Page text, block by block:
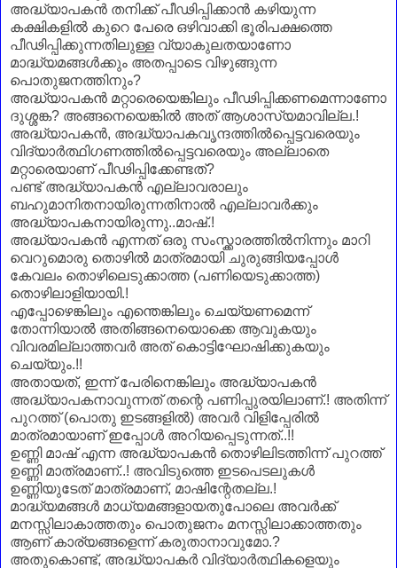
അദ്ധ്യാപകൻ തനിക്ക് പീഢിപ്പിക്കാൻ കഴിയുന്ന
കക്ഷികളിൽ കുറെ പേരെ ഒഴിവാക്കി ഭൂരിപക്ഷത്തെ
പീഢിപ്പിക്കുന്നതിലുള്ള വ്യാകുലതയാണോ
മാദ്ധ്യമങ്ങൾക്കും അതപ്പാടെ വിഴുങ്ങുന്ന
പൊതുജനത്തിനും?
അദ്ധ്യാപകൻ മറ്റാരെയെങ്കിലും പീഢിപ്പിക്കണമെന്നാണോ
ദുശ്ശങ്ക? അങ്ങനെയെങ്കിൽ അത് ആശാസ്യമാവില്ല.!
അദ്ധ്യാപകൻ, അദ്ധ്യാപകവൃന്ദത്തിൽപ്പെട്ടവരെയും
വിദ്യാർത്ഥിഗണത്തിൽപ്പെട്ടവരെയും അല്ലാതെ
മറ്റാരെയാണ്‌ പീഢിപ്പിക്കേണ്ടത്?
പണ്ട് അദ്ധ്യാപകൻ എല്ലാവരാലും
ബഹുമാനിതനായിരുന്നതിനാൽ എല്ലാവർക്കും
അദ്ധ്യാപകനായിരുന്നു..മാഷ്.!
അദ്ധ്യാപകൻ എന്നത് ഒരു സംസ്ക്കാരത്തിൽനിന്നും മാറി
വെറുമൊരു തൊഴിൽ മാത്രമായി ചുരുങ്ങിയപ്പോൾ
കേവലം തൊഴിലെടുക്കാത്ത (പണിയെടുക്കാത്ത)
തൊഴിലാളിയായി.!
എപ്പോഴെങ്കിലും എന്തെങ്കിലും ചെയ്യണമെന്ന്
തോന്നിയാൽ അതിങ്ങനെയൊക്കെ ആവുകയും
വിവരമില്ലാത്തവർ അത് കൊട്ടിഘോഷിക്കുകയും
ചെയ്യും.!!
അതായത്, ഇന്ന് പേരിനെങ്കിലും അദ്ധ്യാപകൻ
അദ്ധ്യാപകനാവുന്നത് തന്റെ പണിപ്പുരയിലാണ്‌.! അതിന്ന്
പുറത്ത് (പൊതു ഇടങ്ങളിൽ) അവർ വിളിപ്പേരിൽ
മാത്രമായാണ്‌ ഇപ്പോൾ അറിയപ്പെടുന്നത്..!!
ഉണ്ണി മാഷ് എന്ന അദ്ധ്യാപകൻ തൊഴിലിടത്തിന്ന് പുറത്ത്
ഉണ്ണി മാത്രമാണ്‌..! അവിടുത്തെ ഇടപെടലുകൾ
ഉണ്ണിയുടേത് മാത്രമാണ്‌, മാഷിന്റേതല്ല.!
മാദ്ധ്യമങ്ങൾ മാധ്യമങ്ങളായതുപോലെ അവർക്ക്
മനസ്സിലാകാത്തതും പൊതുജനം മനസ്സിലാക്കാത്തതും
ആണ്‌ കാര്യങ്ങളെന്ന് കരുതാനാവുമോ.?
അതുകൊണ്ട്, അദ്ധ്യാപകർ വിദ്യാർത്ഥികളെയും